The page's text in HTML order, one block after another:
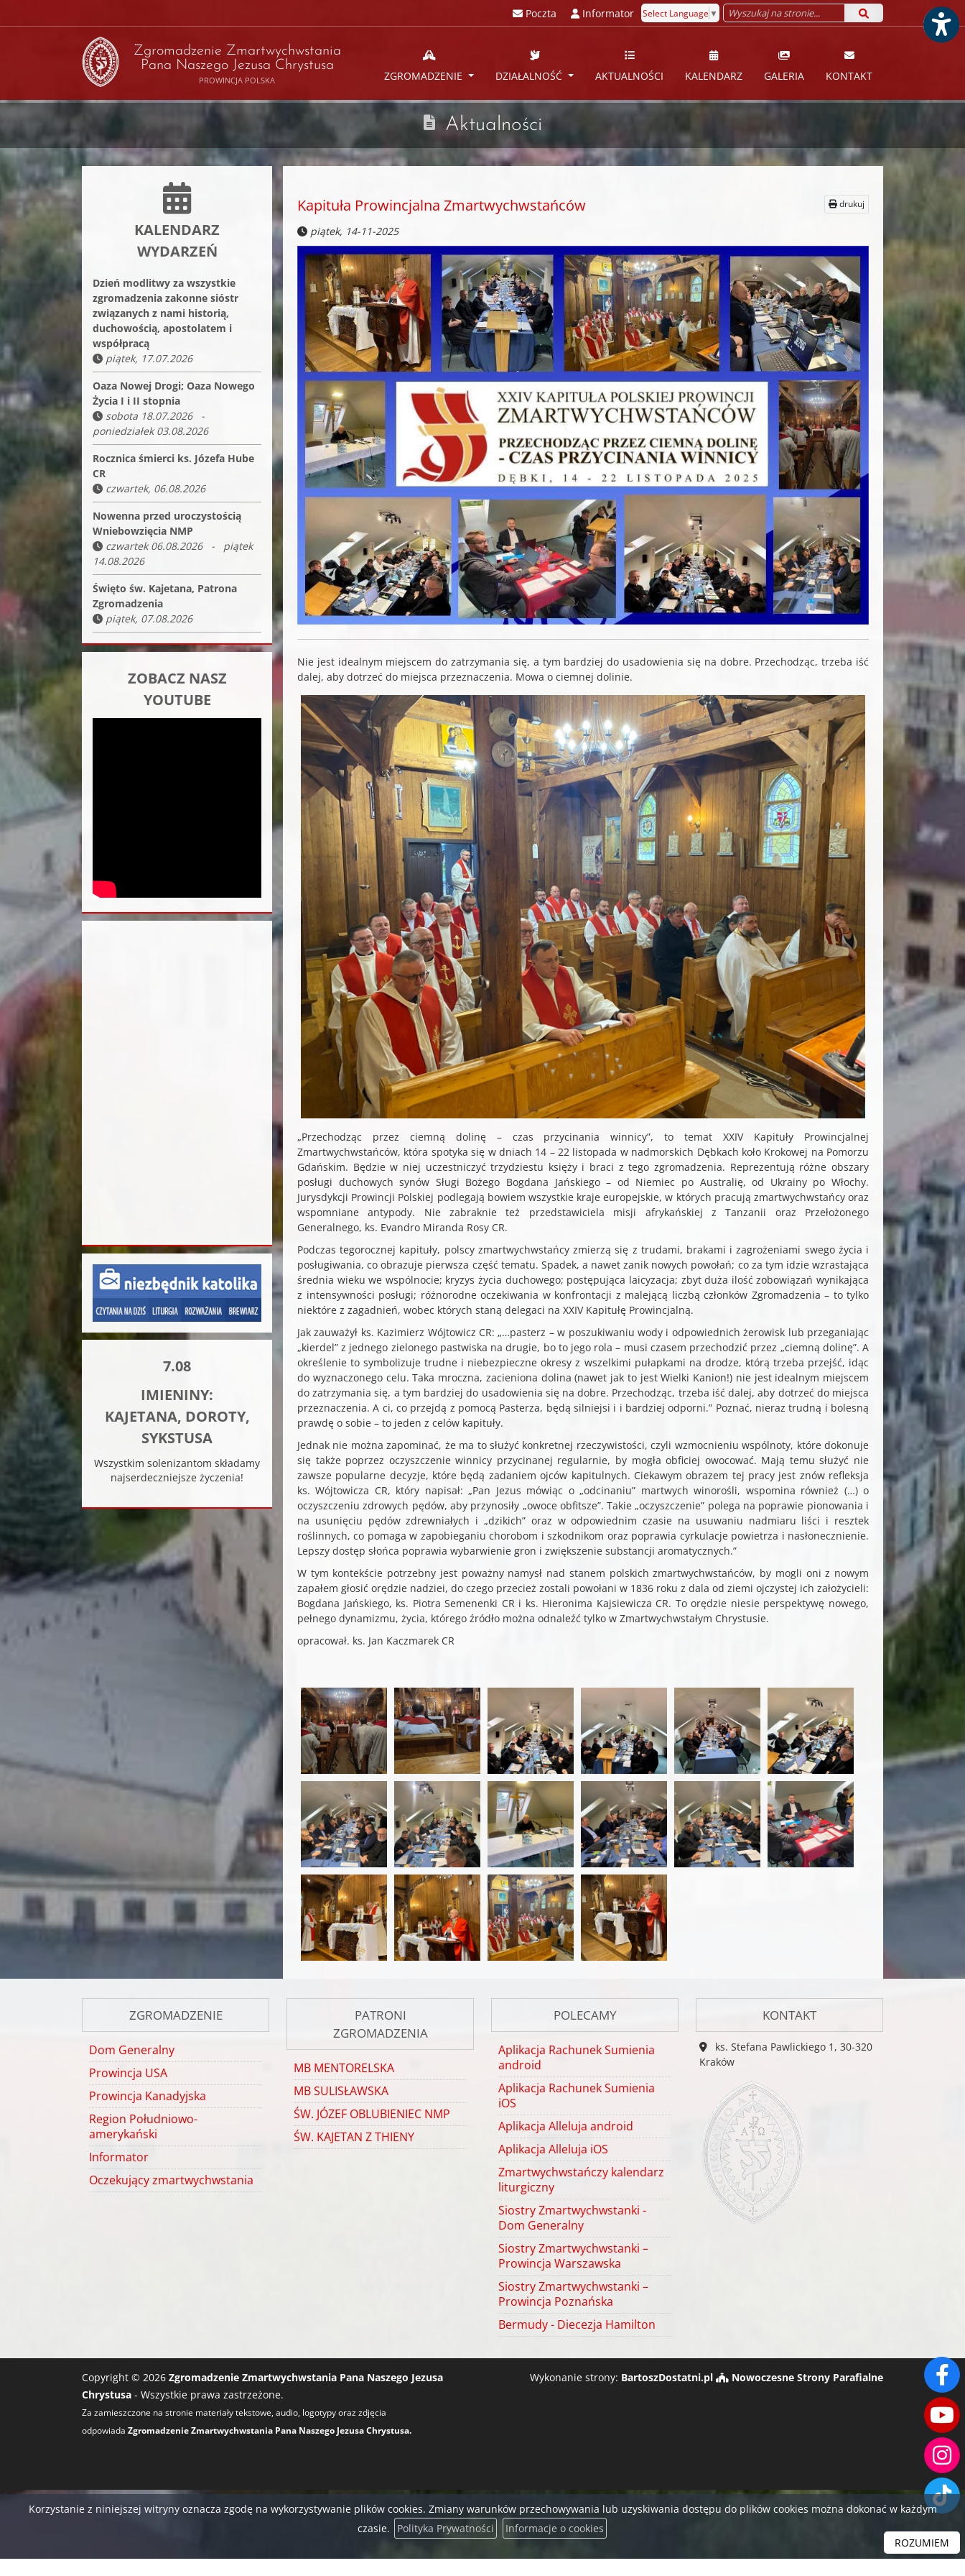
Poczta Informator Select Language ▼
Zgromadzenie Zmartwychwstania
Pana Naszego Jezusa Chrystusa
PROWINCJA POLSKA ZGROMADZENIE DZIAŁALNOŚĆ AKTUALNOŚCI KALENDARZ GALERIA KONTAKT
Aktualności
KALENDARZ
WYDARZEŃ
Dzień modlitwy za wszystkie
zgromadzenia zakonne sióstr
związanych z nami historią,
duchowością, apostolatem i
współpracą
piątek, 17.07.2026
Oaza Nowej Drogi; Oaza Nowego
Życia I i II stopnia
sobota 18.07.2026 -
poniedziałek 03.08.2026
Rocznica śmierci ks. Józefa Hube
CR
czwartek, 06.08.2026
Nowenna przed uroczystością
Wniebowzięcia NMP
czwartek 06.08.2026 - piątek
14.08.2026
Święto św. Kajetana, Patrona
Zgromadzenia
piątek, 07.08.2026
ZOBACZ NASZ
YOUTUBE
7.08
IMIENINY:
KAJETANA, DOROTY,
SYKSTUSA
Wszystkim solenizantom składamy
najserdeczniejsze życzenia!
drukuj
Kapituła Prowincjalna Zmartwychwstańców
piątek, 14-11-2025
Nie jest idealnym miejscem do zatrzymania się, a tym bardziej do usadowienia się na dobre. Przechodząc, trzeba iść
dalej, aby dotrzeć do miejsca przeznaczenia. Mowa o ciemnej dolinie.
„Przechodząc przez ciemną dolinę – czas przycinania winnicy”, to temat XXIV Kapituły Prowincjalnej
Zmartwychwstańców, która spotyka się w dniach 14 – 22 listopada w nadmorskich Dębkach koło Krokowej na Pomorzu
Gdańskim. Będzie w niej uczestniczyć trzydziestu księży i braci z tego zgromadzenia. Reprezentują różne obszary
posługi duchowych synów Sługi Bożego Bogdana Jańskiego – od Niemiec po Australię, od Ukrainy po Włochy.
Jurysdykcji Prowincji Polskiej podlegają bowiem wszystkie kraje europejskie, w których pracują zmartwychwstańcy oraz
wspomniane antypody. Nie zabraknie też przedstawiciela misji afrykańskiej z Tanzanii oraz Przełożonego
Generalnego, ks. Evandro Miranda Rosy CR.
Podczas tegorocznej kapituły, polscy zmartwychwstańcy zmierzą się z trudami, brakami i zagrożeniami swego życia i
posługiwania, co obrazuje pierwsza część tematu. Spadek, a nawet zanik nowych powołań; co za tym idzie wzrastająca
średnia wieku we wspólnocie; kryzys życia duchowego; postępująca laicyzacja; zbyt duża ilość zobowiązań wynikająca
z intensywności posługi; różnorodne oczekiwania w konfrontacji z malejącą liczbą członków Zgromadzenia – to tylko
niektóre z zagadnień, wobec których staną delegaci na XXIV Kapitułę Prowincjalną.
Jak zauważył ks. Kazimierz Wójtowicz CR: „…pasterz – w poszukiwaniu wody i odpowiednich żerowisk lub przeganiając
„kierdel” z jednego zielonego pastwiska na drugie, bo to jego rola – musi czasem przechodzić przez „ciemną dolinę”. A
określenie to symbolizuje trudne i niebezpieczne okresy z wszelkimi pułapkami na drodze, którą trzeba przejść, idąc
do wyznaczonego celu. Taka mroczna, zacieniona dolina (nawet jak to jest Wielki Kanion!) nie jest idealnym miejscem
do zatrzymania się, a tym bardziej do usadowienia się na dobre. Przechodząc, trzeba iść dalej, aby dotrzeć do miejsca
przeznaczenia. A ci, co przejdą z pomocą Pasterza, będą silniejsi i i bardziej odporni.” Poznać, nieraz trudną i bolesną
prawdę o sobie – to jeden z celów kapituły.
Jednak nie można zapominać, że ma to służyć konkretnej rzeczywistości, czyli wzmocnieniu wspólnoty, które dokonuje
się także poprzez oczyszczenie winnicy przycinanej regularnie, by mogła obficiej owocować. Mają temu służyć nie
zawsze popularne decyzje, które będą zadaniem ojców kapitulnych. Ciekawym obrazem tej pracy jest znów refleksja
ks. Wójtowicza CR, który napisał: „Pan Jezus mówiąc o „odcinaniu” martwych winorośli, wspomina również (…) o
oczyszczeniu zdrowych pędów, aby przynosiły „owoce obfitsze”. Takie „oczyszczenie” polega na poprawie pionowania i
na usunięciu pędów zdrewniałych i „dzikich” oraz w odpowiednim czasie na usuwaniu nadmiaru liści i resztek
roślinnych, co pomaga w zapobieganiu chorobom i szkodnikom oraz poprawia cyrkulacje powietrza i nasłonecznienie.
Lepszy dostęp słońca poprawia wybarwienie gron i zwiększenie substancji aromatycznych.”
W tym kontekście potrzebny jest poważny namysł nad stanem polskich zmartwychwstańców, by mogli oni z nowym
zapałem głosić orędzie nadziei, do czego przecież zostali powołani w 1836 roku z dala od ziemi ojczystej ich założycieli:
Bogdana Jańskiego, ks. Piotra Semenenki CR i ks. Hieronima Kajsiewicza CR. To orędzie niesie perspektywę nowego,
pełnego dynamizmu, życia, którego źródło można odnaleźć tylko w Zmartwychwstałym Chrystusie.
opracował. ks. Jan Kaczmarek CR
ZGROMADZENIE
Dom Generalny
Prowincja USA
Prowincja Kanadyjska
Region Południowo-
amerykański
Informator
Oczekujący zmartwychwstania
PATRONI
ZGROMADZENIA
MB MENTORELSKA
MB SULISŁAWSKA
ŚW. JÓZEF OBLUBIENIEC NMP
ŚW. KAJETAN Z THIENY
POLECAMY
Aplikacja Rachunek Sumienia
android
Aplikacja Rachunek Sumienia
iOS
Aplikacja Alleluja android
Aplikacja Alleluja iOS
Zmartwychwstańczy kalendarz
liturgiczny
Siostry Zmartwychwstanki -
Dom Generalny
Siostry Zmartwychwstanki –
Prowincja Warszawska
Siostry Zmartwychwstanki –
Prowincja Poznańska
Bermudy - Diecezja Hamilton
KONTAKT
ks. Stefana Pawlickiego 1, 30-320
Kraków
Copyright © 2026 Zgromadzenie Zmartwychwstania Pana Naszego Jezusa
Chrystusa - Wszystkie prawa zastrzeżone.
Za zamieszczone na stronie materiały tekstowe, audio, logotypy oraz zdjęcia
odpowiada Zgromadzenie Zmartwychwstania Pana Naszego Jezusa Chrystusa.
Wykonanie strony: BartoszDostatni.pl Nowoczesne Strony Parafialne
Korzystanie z niniejszej witryny oznacza zgodę na wykorzystywanie plików cookies. Zmiany warunków przechowywania lub uzyskiwania dostępu do plików cookies można dokonać w każdym
czasie.
Polityka Prywatności
Informacje o cookies
ROZUMIEM